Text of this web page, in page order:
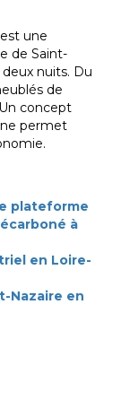
est une
de Saint-
nuits. Du
de
concept
permet
plateforme
à
en Loire-
Nazaire en